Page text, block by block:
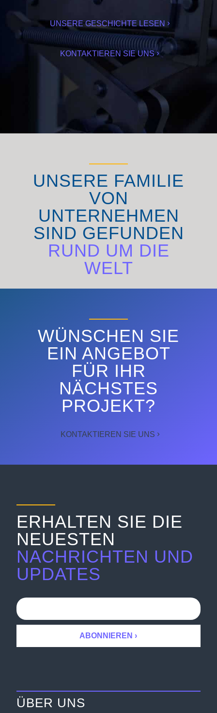
UNSERE GESCHICHTE LESEN
KONTAKTIEREN SIE UNS
UNSERE FAMILIE
VON
UNTERNEHMEN
SIND GEFUNDEN
RUND UM DIE
WELT
WÜNSCHEN SIE
EIN ANGEBOT
FÜR IHR
NÄCHSTES
PROJEKT?
KONTAKTIEREN SIE UNS
ERHALTEN SIE DIE
NEUESTEN
NACHRICHTEN UND
UPDATES
ÜBER UNS